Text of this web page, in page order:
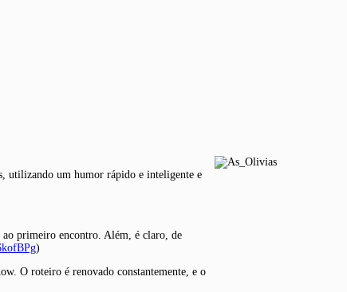
utilizando um humor rápido e inteligente e
ao primeiro encontro. Além, é claro, de
)
O roteiro é renovado constantemente, e o